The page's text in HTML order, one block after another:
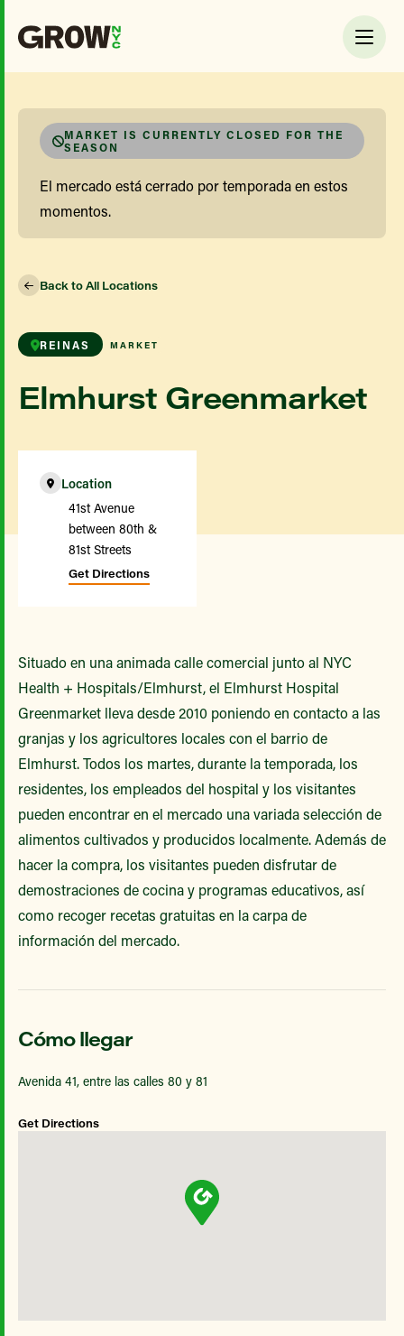
MARKET IS CURRENTLY CLOSED FOR THE
SEASON
El mercado está cerrado por temporada en estos
momentos.
Back to All Locations
REINAS MARKET
Elmhurst Greenmarket
Location
41st Avenue
between 80th &
81st Streets
Get Directions
Situado en una animada calle comercial junto al NYC
Health + Hospitals/Elmhurst, el Elmhurst Hospital
Greenmarket lleva desde 2010 poniendo en contacto a las
granjas y los agricultores locales con el barrio de
Elmhurst. Todos los martes, durante la temporada, los
residentes, los empleados del hospital y los visitantes
pueden encontrar en el mercado una variada selección de
alimentos cultivados y producidos localmente. Además de
hacer la compra, los visitantes pueden disfrutar de
demostraciones de cocina y programas educativos, así
como recoger recetas gratuitas en la carpa de
información del mercado.
Cómo llegar
Avenida 41, entre las calles 80 y 81
Get Directions